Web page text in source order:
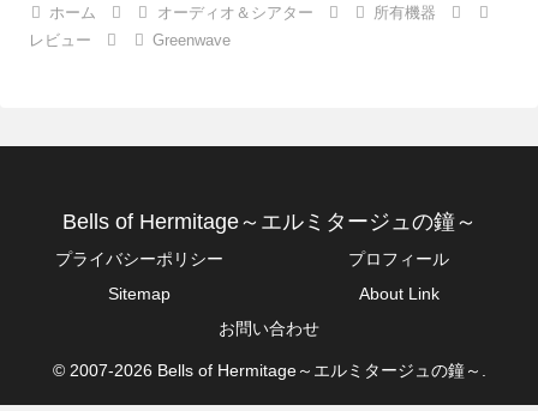
ホーム オーディオ＆シアター
所有機器
レビュー
Greenwave
Bells of Hermitage～エルミタージュの鐘～
プライバシーポリシー
プロフィール
Sitemap
About Link
お問い合わせ
© 2007-2026 Bells of Hermitage～エルミタージュの鐘～.